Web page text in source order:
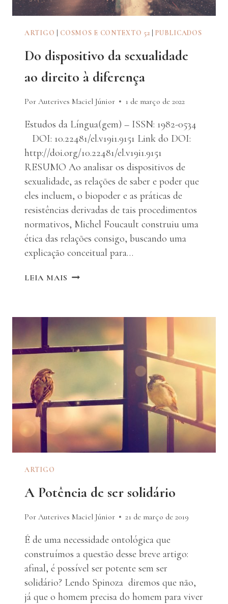
ARTIGO COSMOS E CONTEXTO 52 |PUBLICADOS
Do dispositivo da sexualidade
ao direito à diferença
Por Auterives Maciel Júnior 1 de março de 2022
Estudos da Língua(gem) – ISSN: 1982-0534
DOI: 10.22481/el.v19i1.9151 Link do DOI:
http://doi.org/10.22481/el.v19i1.9151
RESUMO Ao analisar os dispositivos de
sexualidade, as relações de saber e poder que
eles incluem, o biopoder e as práticas de
resistências derivadas de tais procedimentos
normativos, Michel Foucault construiu uma
ética das relações consigo, buscando uma
explicação conceitual para…
LEIA MAIS DO
AO
DIREITO
DIFERENÇA
ARTIGO
A Potência de ser solidário
Por Auterives Maciel Júnior 21 de março de 2019
É de uma necessidade ontológica que
construímos a questão desse breve artigo:
afinal, é possível ser potente sem ser
solidário? Lendo Spinoza diremos que não,
já que o homem precisa do homem para viver